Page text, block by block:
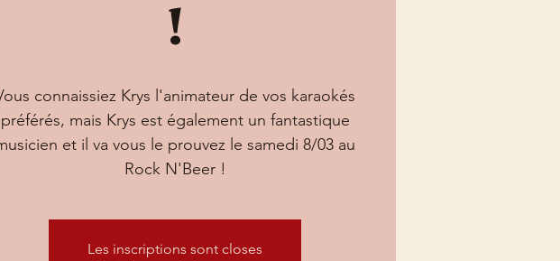
!
connaissiez Krys l'animateur de vos karaokés
préférés, mais Krys est également un fantastique
et il va vous le prouvez le samedi 8/03 au
Rock N'Beer !
Les inscriptions sont closes